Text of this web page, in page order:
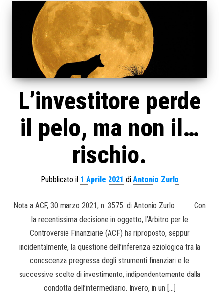
L’investitore perde
il pelo, ma non il…
rischio.
Pubblicato il 1 Aprile 2021 di Antonio Zurlo
Nota a ACF, 30 marzo 2021, n. 3575. di Antonio Zurlo Con
la recentissima decisione in oggetto, l’Arbitro per le
Controversie Finanziarie (ACF) ha riproposto, seppur
incidentalmente, la questione dell’inferenza eziologica tra la
conoscenza pregressa degli strumenti finanziari e le
successive scelte di investimento, indipendentemente dalla
condotta dell’intermediario. Invero, in un […]